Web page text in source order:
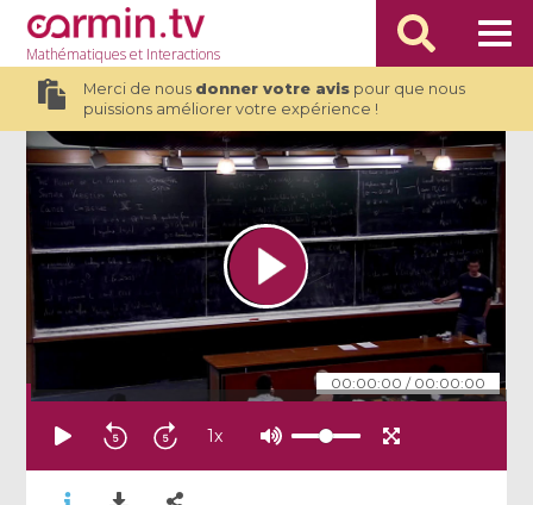
Mathématiqueset Interactions
Merci de nous donner votre avispour que nous
puissions améliorer votre expérience !
00:00:00 / 00:00:00
1x